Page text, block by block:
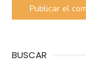
BUSCAR